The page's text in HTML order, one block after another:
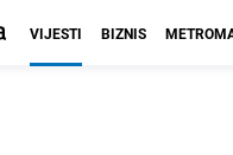
VIJESTI BIZNIS